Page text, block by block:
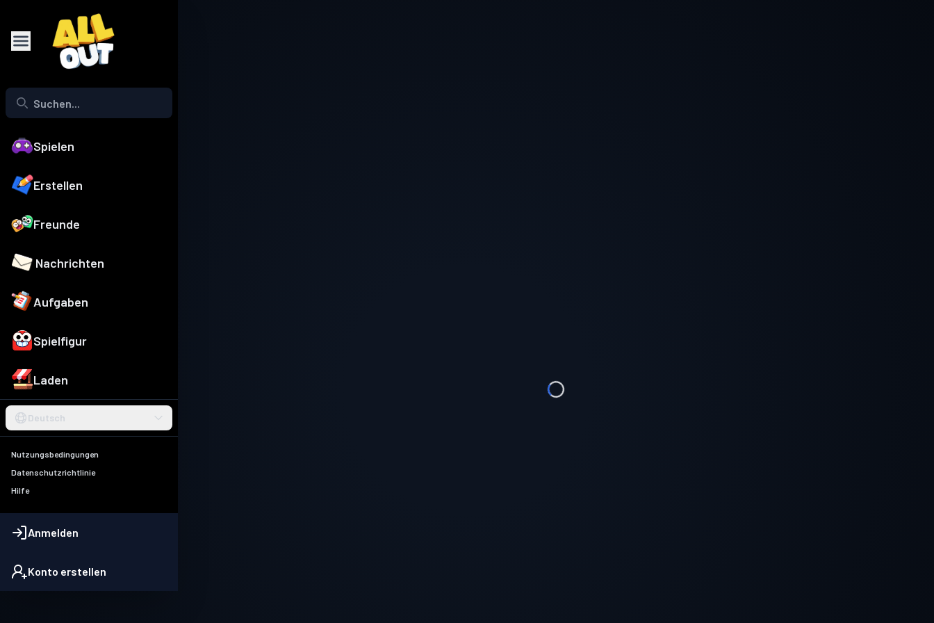
Spielen
Erstellen
Freunde
Nachrichten
Aufgaben
Spielfigur
Laden
Deutsch
Nutzungsbedingungen
Datenschutzrichtlinie
Hilfe
Anmelden
Konto erstellen